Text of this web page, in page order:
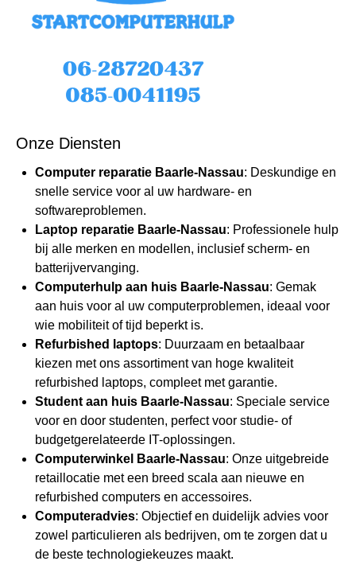
Onze Diensten
Computer reparatie Baarle-Nassau: Deskundige en
snelle service voor al uw hardware- en
softwareproblemen.
Laptop reparatie Baarle-Nassau: Professionele hulp
bij alle merken en modellen, inclusief scherm- en
batterijvervanging.
Computerhulp aan huis Baarle-Nassau: Gemak
aan huis voor al uw computerproblemen, ideaal voor
wie mobiliteit of tijd beperkt is.
Refurbished laptops: Duurzaam en betaalbaar
kiezen met ons assortiment van hoge kwaliteit
refurbished laptops, compleet met garantie.
Student aan huis Baarle-Nassau: Speciale service
voor en door studenten, perfect voor studie- of
budgetgerelateerde IT-oplossingen.
Computerwinkel Baarle-Nassau: Onze uitgebreide
retaillocatie met een breed scala aan nieuwe en
refurbished computers en accessoires.
Computeradvies: Objectief en duidelijk advies voor
zowel particulieren als bedrijven, om te zorgen dat u
de beste technologiekeuzes maakt.